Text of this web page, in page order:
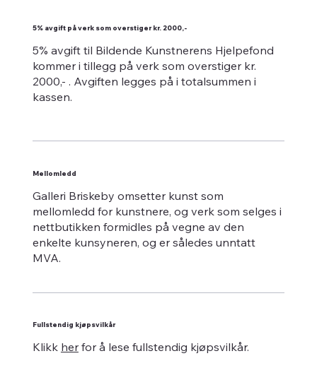
5% avgift på verk som overstiger kr. 2000,-
5% avgift til Bildende Kunstnerens Hjelpefond
kommer i tillegg på verk som overstiger kr.
2000,- . Avgiften legges på i totalsummen i
kassen.
Mellomledd
Galleri Briskeby omsetter kunst som
mellomledd for kunstnere, og verk som selges i
nettbutikken formidles på vegne av den
enkelte kunsyneren, og er således unntatt
MVA.
Fullstendig kjøpsvilkår
Klikk herfor å lese fullstendig kjøpsvilkår.